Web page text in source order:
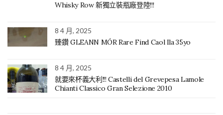
Whisky Row 新獨立裝瓶廠登陸!!!
8 4 月, 2025
臻鑽 GLEANN MÓR Rare Find Caol Ila 35yo
8 4 月, 2025
就要來杯義大利!!! Castelli del Grevepesa Lamole
Chianti Classico Gran Selezione 2010